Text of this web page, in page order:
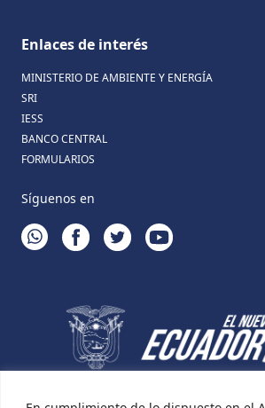
Enlaces de interés
MINISTERIO DE AMBIENTE Y ENERGÍA
SRI
IESS
BANCO CENTRAL
FORMULARIOS
Síguenos en
WHATSAPPFACEBOOKTWITTERYOUTUBE